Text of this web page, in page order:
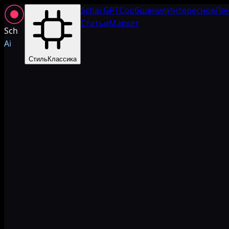
Sch
Ai
СтильКлассика
Schai GPTСообщенияИнтересное
СтатьиМаркет